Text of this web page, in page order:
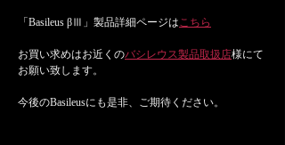
「Basileus βⅢ」製品詳細ページはこちら
お買い求めはお近くのバシレウス製品取扱店様にて
お願い致します。
今後のBasileusにも是非、ご期待ください。